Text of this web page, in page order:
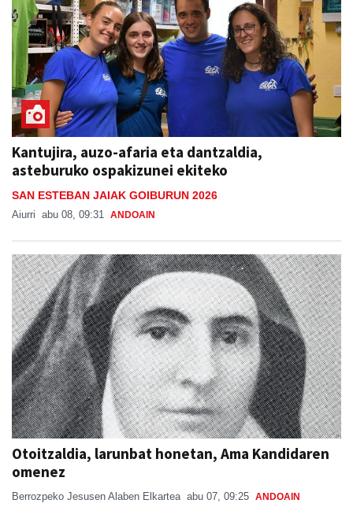
Kantujira, auzo-afaria eta dantzaldia,
asteburuko ospakizunei ekiteko
SAN ESTEBAN JAIAK GOIBURUN 2026
Aiurri abu 08, 09:31 ANDOAIN
Otoitzaldia, larunbat honetan, Ama Kandidaren
omenez
Berrozpeko Jesusen Alaben Elkartea abu 07, 09:25 ANDOAIN